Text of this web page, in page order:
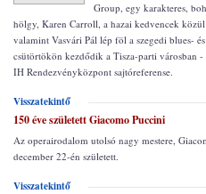
Group, egy karakteres,
hölgy, Karen Carroll, a hazai kedvencek
valamint Vasvári Pál lép föl a szegedi blues-
csütörtökön kezdődik a Tisza-parti városban -
IH Rendezvényközpont sajtóreferense.
Visszatekintő
150 éve született Giacomo Puccini
Az operairodalom utolsó nagy mestere,
december 22-én született.
Visszatekintő